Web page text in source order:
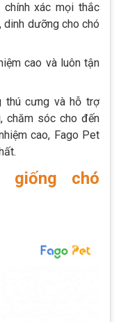
xác mọi thắc
dinh dưỡng cho chó
cao và luôn tận
thú cưng và hỗ trợ
chăm sóc cho đến
cao, Fago Pet
chó